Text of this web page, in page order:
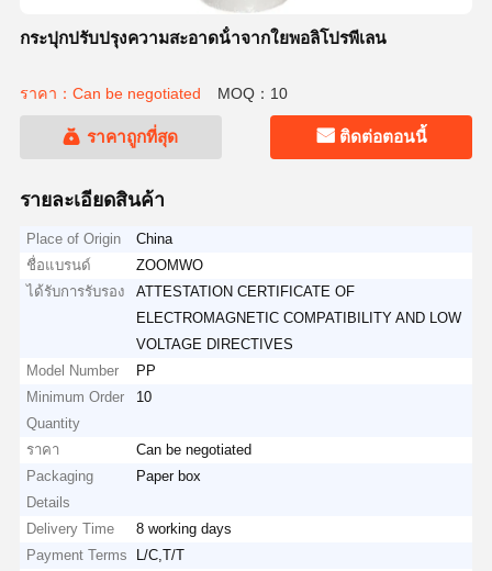
กระปุกปรับปรุงความสะอาดน้ําจากใยพอลิโปรพีเลน
ราคา：Can be negotiated MOQ：10
ราคาถูกที่สุด ติดต่อตอนนี้
รายละเอียดสินค้า
Place of Origin
China
ชื่อแบรนด์
ZOOMWO
ได้รับการรับรอง
ATTESTATION CERTIFICATE OF
ELECTROMAGNETIC COMPATIBILITY AND LOW
VOLTAGE DIRECTIVES
Model Number
PP
Minimum Order
Quantity
10
ราคา
Can be negotiated
Packaging
Details
Paper box
Delivery Time
8 working days
Payment Terms
L/C,T/T